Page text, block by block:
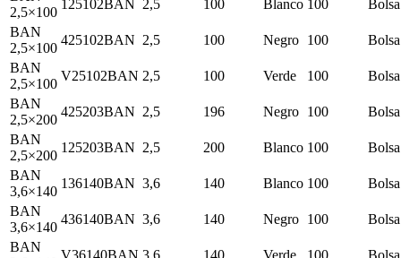
2,5×100
125102BAN 2,5 100 Blanco 100
Bolsa
BAN
2,5×100
425102BAN 2,5 100 Negro 100
Bolsa
BAN
2,5×100
V25102BAN 2,5 100 Verde 100
Bolsa
BAN
2,5×200
425203BAN 2,5 196 Negro 100
Bolsa
BAN
2,5×200
125203BAN 2,5 200 Blanco 100
Bolsa
BAN
3,6×140
136140BAN 3,6 140 Blanco 100
Bolsa
BAN
3,6×140
436140BAN 3,6 140 Negro 100
Bolsa
BAN
V36140BAN 3,6 140 Verde 100
Bolsa